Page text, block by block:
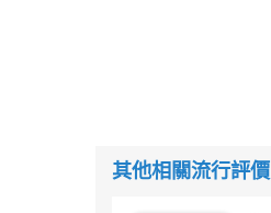
其他相關流行評價